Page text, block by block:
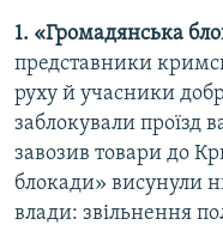
1. «Громадянська
представники
руху й учасники
заблокували проїзд
завозив товари до
блокади» висунули
влади: звільнення